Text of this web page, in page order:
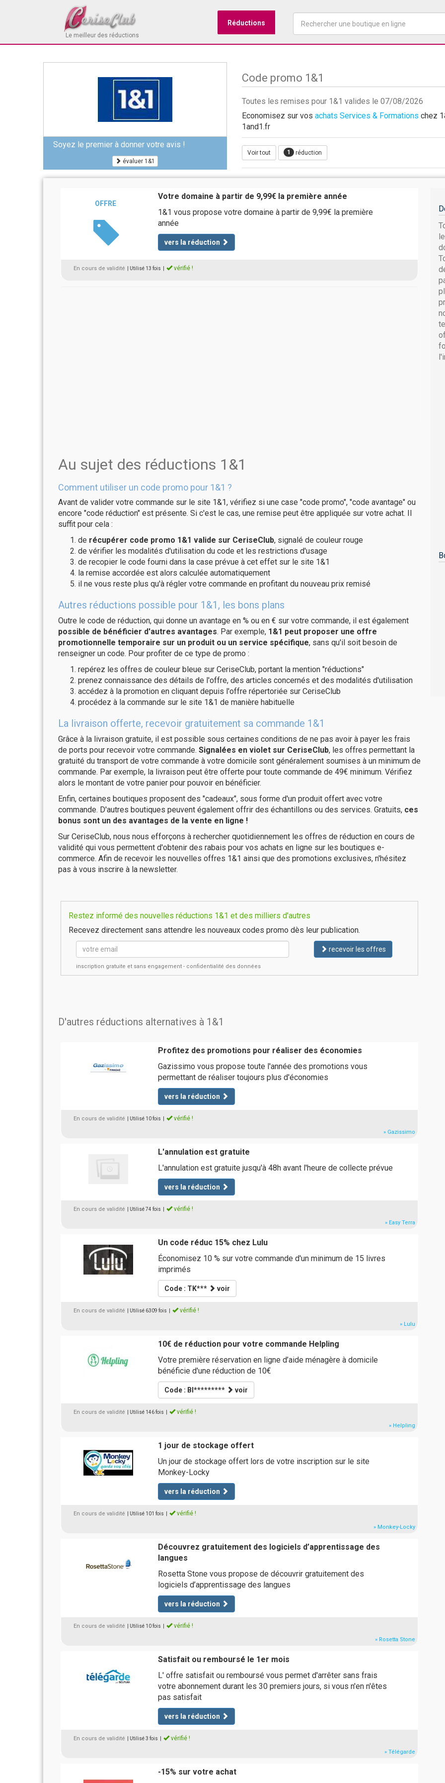
Le meilleur des réductions
Réductions
Soyez le premier à donner votre avis !
évaluer 1&1
Code promo 1&1
Toutes les remises pour 1&1 valides le 07/08/2026
Economisez sur vos achats Services & Formations chez
1and1.fr
Voir tout 1 réduction
OFFRE
Votre domaine à partir de 9,99€ la première année
1&1 vous propose votre domaine à partir de 9,99€ la première
année
vers la réduction
En cours de validité | Utilisé 13 fois vérifié !
Au sujet des réductions 1&1
Comment utiliser un code promo pour 1&1 ?
Avant de valider votre commande sur le site 1&1, vérifiez si une case "code promo", "code avantage" ou
encore "code réduction" est présente. Si c'est le cas, une remise peut être appliquée sur votre achat. Il
suffit pour cela :
de récupérer code promo 1&1 valide sur CeriseClub, signalé de couleur rouge
de vérifier les modalités d'utilisation du code et les restrictions d'usage
de recopier le code fourni dans la case prévue à cet effet sur le site 1&1
la remise accordée est alors calculée automatiquement
il ne vous reste plus qu'à régler votre commande en profitant du nouveau prix remisé
Autres réductions possible pour 1&1, les bons plans
Outre le code de réduction, qui donne un avantage en % ou en € sur votre commande, il est également
possible de bénéficier d'autres avantages. Par exemple, 1&1 peut proposer une offre
promotionnelle temporaire sur un produit ou un service spécifique, sans qu'il soit besoin de
renseigner un code. Pour profiter de ce type de promo :
repérez les offres de couleur bleue sur CeriseClub, portant la mention "réductions"
prenez connaissance des détails de l'offre, des articles concernés et des modalités d'utilisation
accédez à la promotion en cliquant depuis l'offre répertoriée sur CeriseClub
procédez à la commande sur le site 1&1 de manière habituelle
La livraison offerte, recevoir gratuitement sa commande 1&1
Grâce à la livraison gratuite, il est possible sous certaines conditions de ne pas avoir à payer les frais
de ports pour recevoir votre commande. Signalées en violet sur CeriseClub, les offres permettant la
gratuité du transport de votre commande à votre domicile sont généralement soumises à un minimum de
commande. Par exemple, la livraison peut être offerte pour toute commande de 49€ minimum. Vérifiez
alors le montant de votre panier pour pouvoir en bénéficier.
Enfin, certaines boutiques proposent des "cadeaux", sous forme d'un produit offert avec votre
commande. D'autres boutiques peuvent également offrir des échantillons ou des services. Gratuits, ces
bonus sont un des avantages de la vente en ligne !
Sur CeriseClub, nous nous efforçons à rechercher quotidiennement les offres de réduction en cours de
validité qui vous permettent d'obtenir des rabais pour vos achats en ligne sur les boutiques e-
commerce. Afin de recevoir les nouvelles offres 1&1 ainsi que des promotions exclusives, n'hésitez
pas à vous inscrire à la newsletter.
Restez informé des nouvelles réductions 1&1 et des milliers d'autres
Recevez directement sans attendre les nouveaux codes promo dès leur publication.
recevoir les offres
inscription gratuite et sans engagement - confidentialité des données
D'autres réductions alternatives à 1&1
Profitez des promotions pour réaliser des économies
Gazissimo vous propose toute l'année des promotions vous
permettant de réaliser toujours plus d'économies
vers la réduction
En cours de validité | Utilisé 10 fois vérifié !
» Gazissimo
L'annulation est gratuite
L'annulation est gratuite jusqu'à 48h avant l'heure de collecte prévue
vers la réduction
En cours de validité | Utilisé 74 fois vérifié !
» Easy Terra
Un code réduc 15% chez Lulu
Économisez 10 % sur votre commande d'un minimum de 15 livres
imprimés
Code : TK*** voir
En cours de validité | Utilisé 6309 fois vérifié !
» Lulu
10€ de réduction pour votre commande Helpling
Votre première réservation en ligne d’aide ménagère à domicile
bénéficie d'une réduction de 10€
Code : BI********* voir
En cours de validité | Utilisé 146 fois vérifié !
» Helpling
1 jour de stockage offert
Un jour de stockage offert lors de votre inscription sur le site
Monkey-Locky
vers la réduction
En cours de validité | Utilisé 101 fois vérifié !
» Monkey-Locky
Découvrez gratuitement des logiciels d’apprentissage des
langues
Rosetta Stone vous propose de découvrir gratuitement des
logiciels d’apprentissage des langues
vers la réduction
En cours de validité | Utilisé 10 fois vérifié !
» Rosetta Stone
Satisfait ou remboursé le 1er mois
L' offre satisfait ou remboursé vous permet d'arrêter sans frais
votre abonnement durant les 30 premiers jours, si vous n'en n'êtes
pas satisfait
vers la réduction
En cours de validité | Utilisé 3 fois vérifié !
» Télégarde
-15% sur votre achat